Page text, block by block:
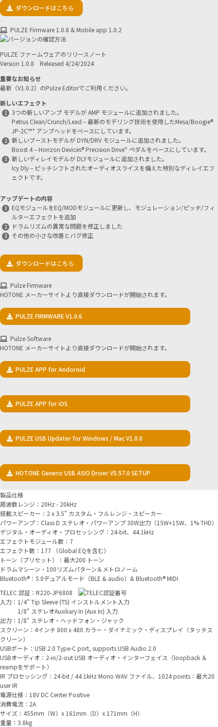
ダウンロードはこちら
PULZE Firmware 1.0.8 & Mobile app 1.0.2
PULZE ファームウェアのリリースノート
Version 1.0.8 Released 4/24/2024
重要なお知らせ
最新（V1.0.2）のPulze Editorでご利用ください。
新しいエフェクト
3つの新しいアンプ モデルが AMP モジュールに追加されました。
Petrus Clean/Crunch/Lead – 最新のモデリング技術を使用したMesa/Boogie®
JP-2C™️* アンプヘッドをベースにしています。
新しいブーストモデルが DYN/DRV モジュールに追加されました。
Boost 4 – Horizon Devices® Precision Drive* ペダルをベースにしています。
新しいディレイモデルが DLYモジュールに追加されました。
Icy Dly – ピッチシフトされたオーディオスライスを備えた特別なディレイエフ
ェクトです。
アップデートの内容
EQモジュールをEQ/MODモジュールに更新し、モジュレーション/ピッチ/フィ
ルターエフェクトを追加
ドラムリズムの異常な問題を修正しました
その他の小さな改善とバグ修正
ダウンロードはこちら
Pulze Firmware
HOTONE メーカーサイトより直接ダウンロードが開始されます。
PULZE FIRMWARE V1.0.6
Pulze Software
HOTONE メーカーサイトより直接ダウンロードが開始されます。
PULZE APP for Andoroid
PULZE APP for iOS
PULZE USB Updater for Windows / Mac V1.0.0
HOTONE Generic USB ASIO Driver V5.57.0 SETUP
製品仕様
周波数レンジ：20Hz - 20kHz
搭載スピーカー：2 x 3.5" カスタム・フルレンジ・スピーカー
パワーアンプ：Class D ステレオ・パワーアンプ 30W出力（15W+15W、1% THD）
デジタル・オーディオ・プロセッシング：24-bit、44.1kHz
エフェクトモジュール数：7
エフェクト数：177 （Global EQを含む）
トーン（プリセット）：最大200 トーン
ドラムマシーン・100リズムパターン＆メトロノーム
Bluetooth®：5.0デュアルモード（BLE & audio）& Bluetooth® MIDI
TELEC 認証：R220-JP6808
入力：1/4" Tip Sleeve (TS) インストルメント入力
1/8" ステレオAuxiliary In (Aux In) 入力
出力：1/8" ステレオ・ヘッドフォン・ジャック
スクリーン：4インチ 800 x 480 カラー・ダイナミック・ディスプレイ（タッチス
クリーン）
USBポート：USB 2.0 Type-C port, supports USB Audio 2.0
USBオーディオ：2-in/2-out USB オーディオ・インターフェイス（loopback ＆
reampをサポート）
IR プロセッシング：24-bit / 44.1kHz Mono WAV ファイル、1024 points：最大20
user IR
電源仕様：18V DC Center Positive
消費電流：2A
サイズ：455mm（W）x 161mm（D）x 171mm（H）
重量：3.8kg